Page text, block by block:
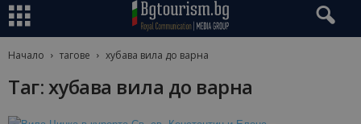
Начало тагове хубава вила до варна
Таг: хубава вила до варна